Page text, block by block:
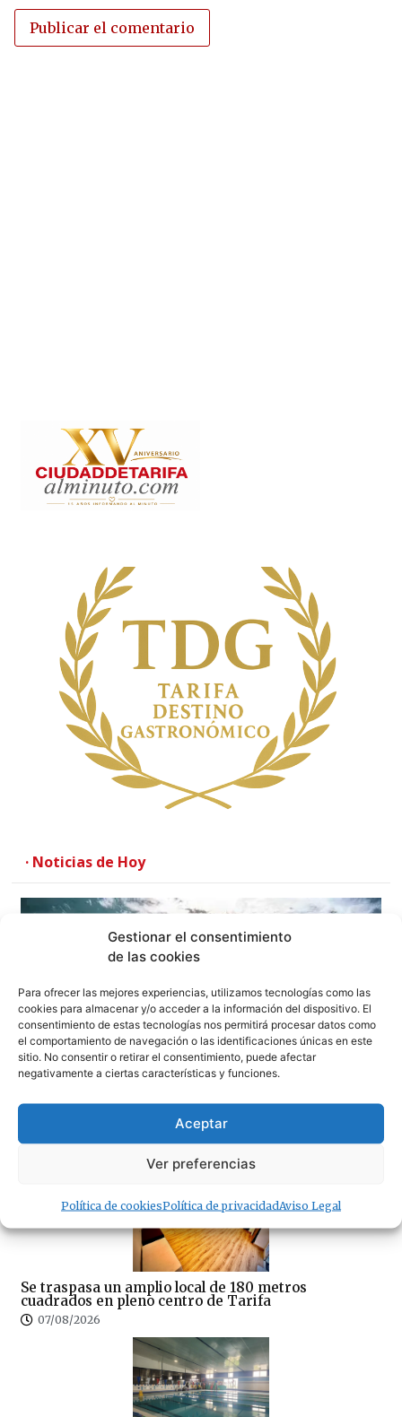
Gestionar el consentimiento
de las cookies
Para ofrecer las mejores experiencias, utilizamos tecnologías como las
cookies para almacenar y/o acceder a la información del dispositivo. El
consentimiento de estas tecnologías nos permitirá procesar datos como
el comportamiento de navegación o las identificaciones únicas en este
sitio. No consentir o retirar el consentimiento, puede afectar
negativamente a ciertas características y funciones.
Aceptar
Ver preferencias
Política de cookiesPolítica de privacidadAviso Legal
· Noticias de Hoy
¿Amenaza ambiental o delicia gastronómica? El debate
del cangrejo azul llega a Tarifa
Se traspasa un amplio local de 180 metros
cuadrados en pleno centro de Tarifa
07/08/2026